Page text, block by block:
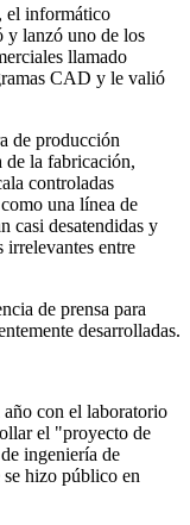
el informático
y lanzó uno de los
llamado
CAD y le valió
de producción
de la fabricación,
controladas
una línea de
casi desatendidas y
irrelevantes entre
de prensa para
desarrolladas.
con el laboratorio
el "proyecto de
ingeniería de
hizo público en